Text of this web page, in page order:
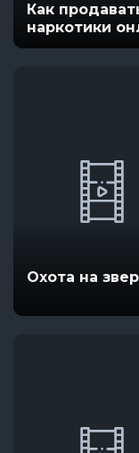
Как
наркотики
(быстро)
Охота на